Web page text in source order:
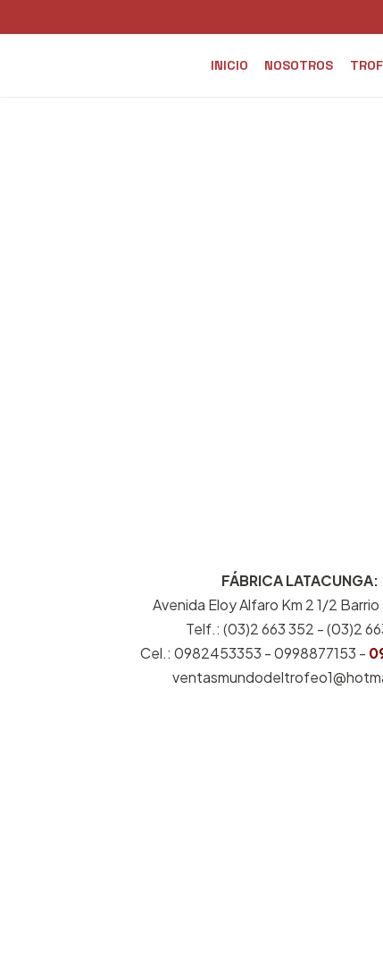
INICIO NOSOTROS
FÁBRICA LATACUNGA:
Avenida Eloy Alfaro Km 2 1/2 Barrio
Telf.: (03)2 663 352 - (03)2
Cel.: 0982453353 - 0998877153 -